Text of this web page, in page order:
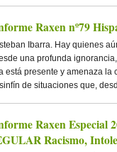
Raxen nº79
Ibarra. Hay quienes
una profunda
está presente y amenaza
de situaciones que,
Raxen Especial
Racismo,